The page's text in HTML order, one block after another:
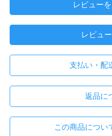
レビュー
レビュ
支払い・配
返品に
この商品につい